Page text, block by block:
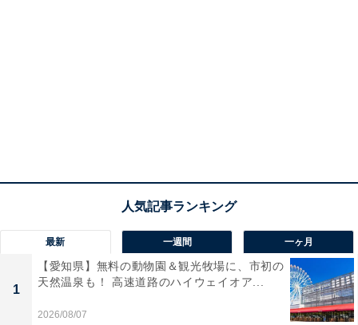
最新 一週間 一ヶ月
1
【愛知県】無料の動物園＆観光牧場に、市初の
天然温泉も！ 高速道路のハイウェイオア...
2026/08/07